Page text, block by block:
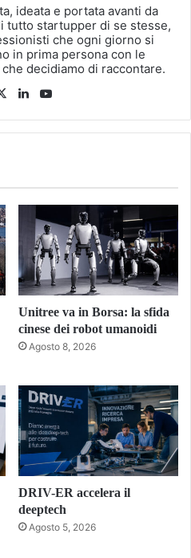
ideata e portata avanti da
tutto startupper di se stesse,
che ogni giorno si
in prima persona con le
decidiamo di raccontare.
X LinkedIn
Unitree va in Borsa: la sfida
cinese dei robot umanoidi
Agosto 8, 2026
DRIV-ER accelera il
deeptech
Agosto 5, 2026